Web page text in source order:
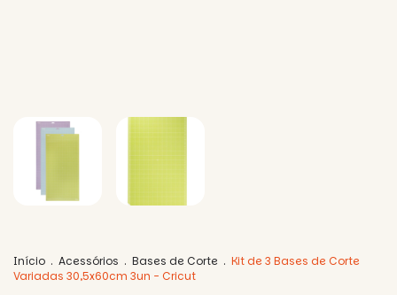
Início . Acessórios . Bases de Corte . Kit de 3 Bases de Corte
Variadas 30,5x60cm 3un - Cricut